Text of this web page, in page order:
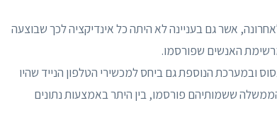
אשר גם בעניינה לא היתה כל אינדיקציה לכך שבוצעה
האנשים שפורסמו.
ובמערכת הנוספת גם ביחס למכשירי הטלפון הנייד שהיו
ששמותיהם פורסמו, בין היתר באמצעות נתונים